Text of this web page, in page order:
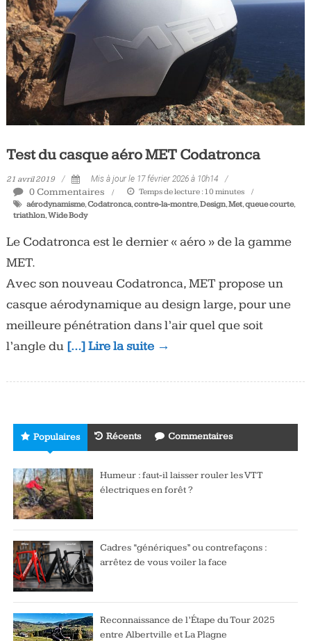
Tous
les
jours,
votre
actualité
vélo
triathlon
Test du casque aéro MET Codatronca
21 avril 2019 Mis à jour le 17 février 2026 à 10h14
0 Commentaires Temps de lecture : 10 minutes
aérodynamisme,Codatronca,contre-la-montre,Design,Met,queue courte,
triathlon,Wide Body
Le Codatronca est le dernier « aéro » de la gamme
MET.
Avec son nouveau Codatronca, MET propose un
casque aérodynamique au design large, pour une
meilleure pénétration dans l’air quel que soit
l’angle du […] Lire la suite →
Populaires Récents Commentaires
Humeur : faut-il laisser rouler les VTT
électriques en forêt ?
Cadres “génériques” ou contrefaçons :
arrêtez de vous voiler la face
Reconnaissance de l’Étape du Tour 2025
entre Albertville et La Plagne